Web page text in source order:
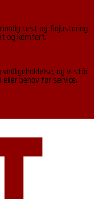
test og finjustering
og komfort.
og vi står
behov for service.